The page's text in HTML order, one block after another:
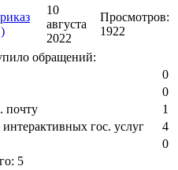
10
августа
2022
Просмотров:
1922
обращений:
0
0
почту
1
гос. услуг
4
0
5